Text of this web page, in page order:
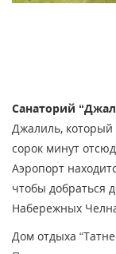
Санаторий
Джалиль, который
сорок минут
Аэропорт
чтобы добраться
Набережных
Дом отдыха